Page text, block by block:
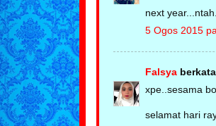
next
5 Ogos 2015
Falsya
xpe..sesama
selamat hari